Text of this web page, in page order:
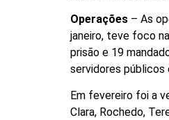
Operações – As
janeiro, teve foco
prisão e 19
servidores públicos
Em fevereiro foi a
Clara, Rochedo,